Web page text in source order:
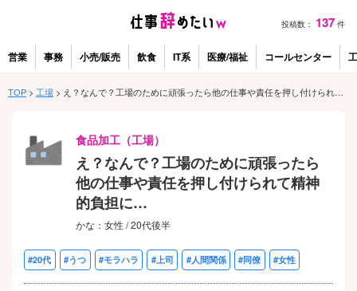
投稿数： 137 件
営業 事務 小売/販売 飲食 IT系 医療/福祉 コールセンター
TOP > 工場 > え？なんで？工場のために頑張ったら他の仕事や責任を押し付けられて精神的負担に…
食品加工（工場）
え？なんで？工場のために頑張ったら
他の仕事や責任を押し付けられて精神
的負担に…
かな：女性 / 20代後半
#20代 #うつ #モラハラ #上司 #人間関係 #同僚 #女性